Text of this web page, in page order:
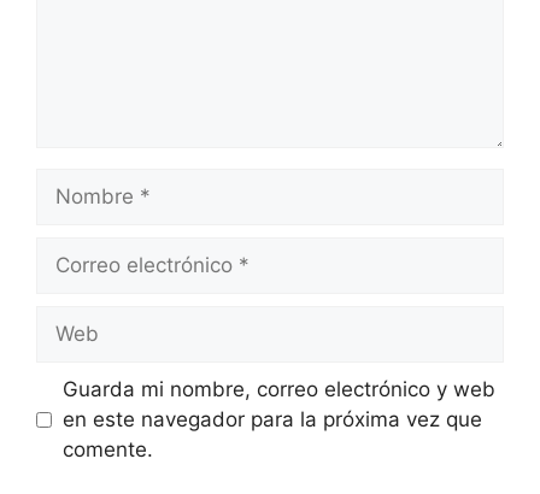
Nombre
Correo
Web
Guarda mi nombre, correo electrónico y web
en este navegador para la próxima vez que
comente.